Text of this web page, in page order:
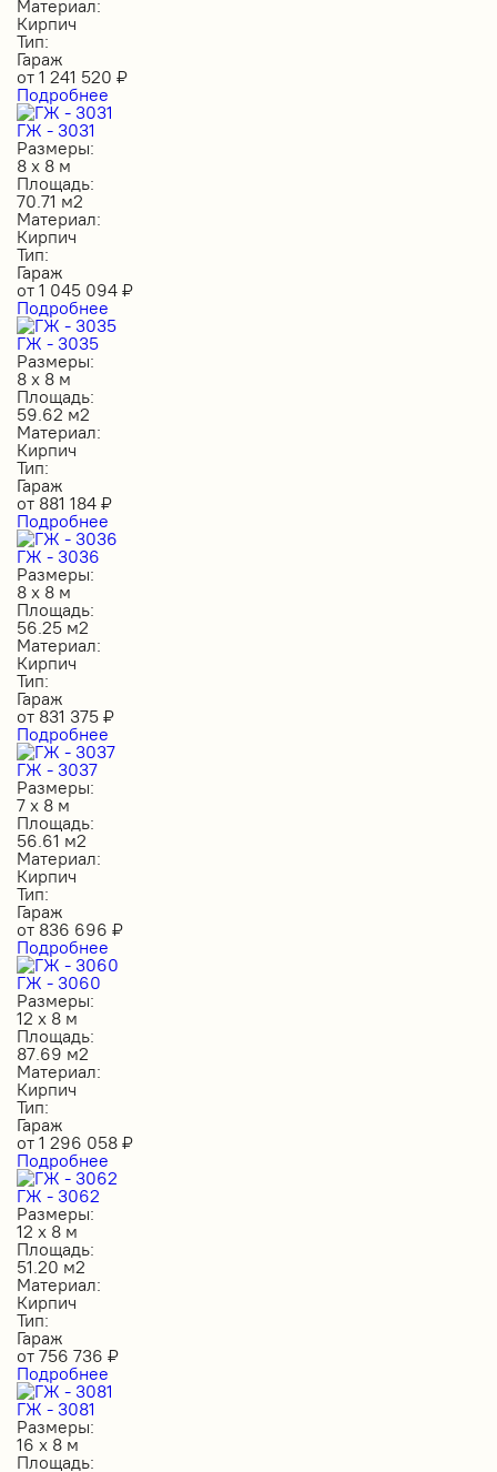
Материал:
Кирпич
Тип:
Гараж
от 1 241 520 ₽
Подробнее
ГЖ - 3031
Размеры:
8 х 8 м
Площадь:
70.71 м2
Материал:
Кирпич
Тип:
Гараж
от 1 045 094 ₽
Подробнее
ГЖ - 3035
Размеры:
8 х 8 м
Площадь:
59.62 м2
Материал:
Кирпич
Тип:
Гараж
от 881 184 ₽
Подробнее
ГЖ - 3036
Размеры:
8 х 8 м
Площадь:
56.25 м2
Материал:
Кирпич
Тип:
Гараж
от 831 375 ₽
Подробнее
ГЖ - 3037
Размеры:
7 х 8 м
Площадь:
56.61 м2
Материал:
Кирпич
Тип:
Гараж
от 836 696 ₽
Подробнее
ГЖ - 3060
Размеры:
12 х 8 м
Площадь:
87.69 м2
Материал:
Кирпич
Тип:
Гараж
от 1 296 058 ₽
Подробнее
ГЖ - 3062
Размеры:
12 х 8 м
Площадь:
51.20 м2
Материал:
Кирпич
Тип:
Гараж
от 756 736 ₽
Подробнее
ГЖ - 3081
Размеры:
16 х 8 м
Площадь: